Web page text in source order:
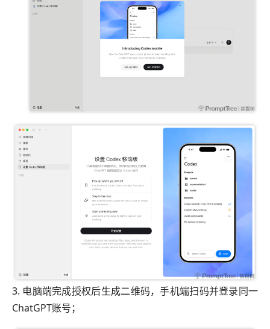
3. 电脑端完成授权后生成二维码，手机端扫码并登录同一
ChatGPT账号；